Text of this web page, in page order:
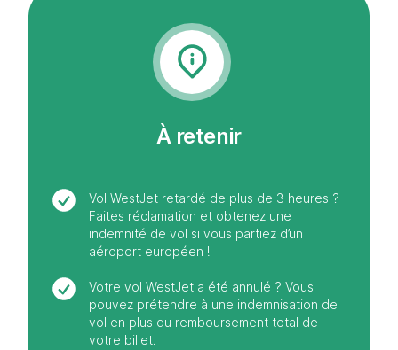
À retenir
Vol WestJet retardé de plus de 3 heures ?
Faites réclamation et obtenez une
indemnité de vol si vous partiez d’un
aéroport européen !
Votre vol WestJet a été annulé ? Vous
pouvez prétendre à une indemnisation de
vol en plus du remboursement total de
votre billet.